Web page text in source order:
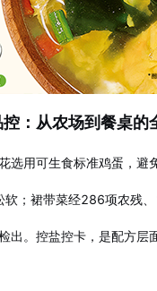
控：从农场到餐桌的
选用可生食标准鸡蛋，避
软；裙带菜经286项农残
出。控盐控卡，是配方层